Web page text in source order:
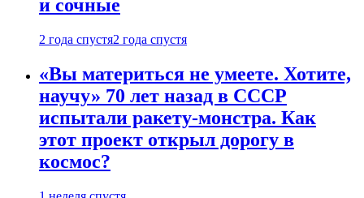
и сочные
2 года спустя2 года спустя
«Вы материться не умеете. Хотите,
научу» 70 лет назад в СССР
испытали ракету-монстра. Как
этот проект открыл дорогу в
космос?